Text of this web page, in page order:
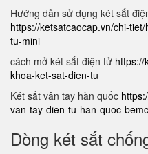
Hướng dẫn sử dụng két sắt
https://ketsatcaocap.vn/chi-
tu-mini
cách mở két sắt điện tử https://
khoa-ket-sat-dien-tu
Két sắt vân tay hàn quốc
van-tay-dien-tu-han-quoc-
Dòng két sắt